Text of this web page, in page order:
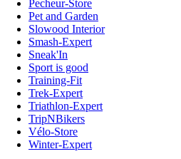
Pecheur-Store
Pet and Garden
Slowood Interior
Smash-Expert
Sneak'In
Sport is good
Training-Fit
Trek-Expert
Triathlon-Expert
TripNBikers
Vélo-Store
Winter-Expert